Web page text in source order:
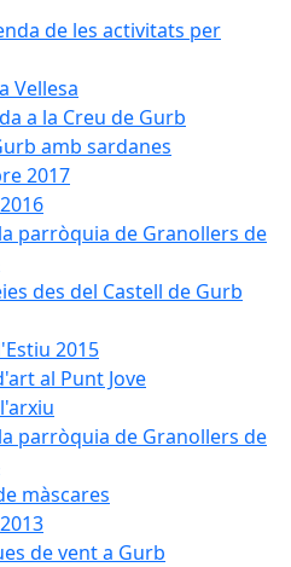
de les activitats per
Vellesa
a la Creu de Gurb
amb sardanes
2017
parròquia de Granollers de
des del Castell de Gurb
2015
al Punt Jove
parròquia de Granollers de
màscares
de vent a Gurb